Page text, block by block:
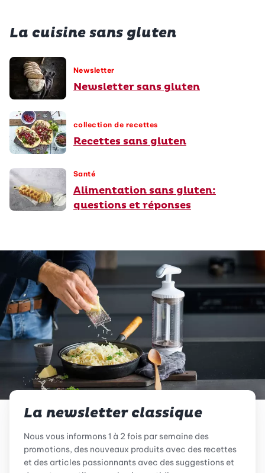
La cuisine sans gluten
Newsletter
Newsletter sans gluten
collection de recettes
Recettes sans gluten
Santé
Alimentation sans gluten:
questions et réponses
La newsletter classique
Nous vous informons 1 à 2 fois par semaine des
promotions, des nouveaux produits avec des recettes
et des articles passionnants avec des suggestions et